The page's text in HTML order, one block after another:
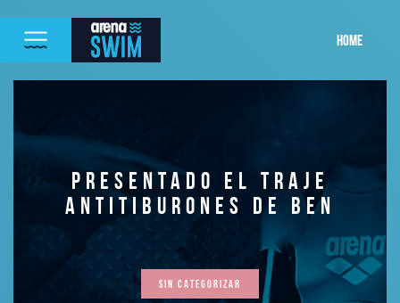
HOME
PRESENTADO EL TRAJE
ANTITIBURONES DE BEN
Sin categorizar